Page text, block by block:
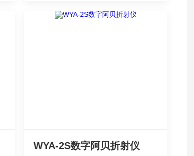
WYA-2S数字阿贝折射仪